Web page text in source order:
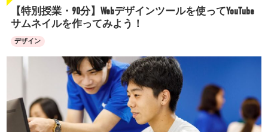
【特別授業・90分】Webデザインツールを使ってYouTube
サムネイルを作ってみよう！
デザイン